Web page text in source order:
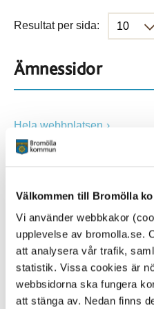
Välkommen till Bromölla
Vi använder webbkakor
upplevelse av bromolla.se.
att analysera vår trafik,
statistik. Vissa cookies är
webbsidorna ska fungera
att stänga av. Nedan finns
Resultat per sida:
Ämnessidor
Hela webbplatsen
Alla platser